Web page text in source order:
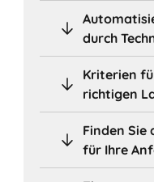
durch
Kriterien
richtigen
Finden Sie
für Ihre